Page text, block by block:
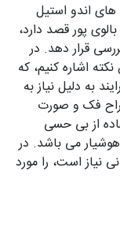
های اندو استیل
پور قصد دارد،
قرار دهد. در
اشاره کنیم، که
به دلیل نیاز به
فک و صورت
از بی حسی
می باشد. در
نیاز است، را مورد